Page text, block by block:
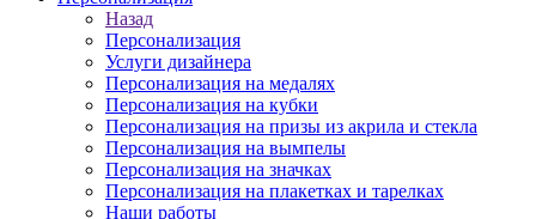
Назад
Персонализация
Услуги дизайнера
Персонализация на медалях
Персонализация на кубки
Персонализация на призы из акрила и стекла
Персонализация на вымпелы
Персонализация на значках
Персонализация на плакетках и тарелках
Наши работы